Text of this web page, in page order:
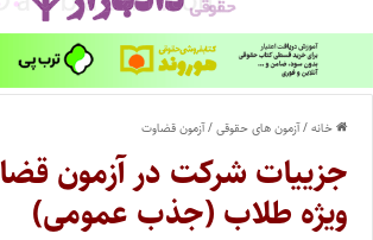
خانه/آزمون های حقوقی/آزمون قضاوت
ویژه طلاب (جذب عمومی)